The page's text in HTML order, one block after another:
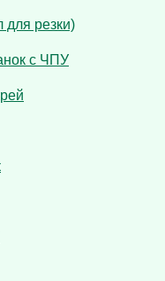
для резки)
с ЧПУ